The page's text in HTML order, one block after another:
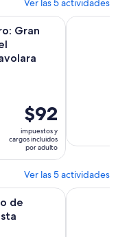
por
adulto
Ver las 5 actividades
Gran
El
precio
es
de
por
$92
impuestos y
cargos incluidos
por adulto
por el Archipiélago
Cerdeña:
Ver las 5 actividades
de
pasta tradicional
Olbia: